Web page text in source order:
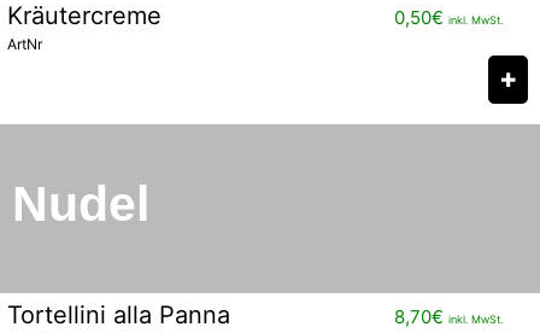
Kräutercreme
ArtNr
0,50€ inkl. MwSt.
✚
Nudel
Tortellini alla Panna 8,70€ inkl. MwSt.